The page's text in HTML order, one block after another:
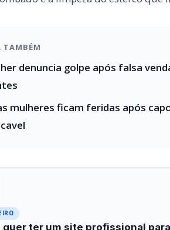
quer ter um site profissional
DIFERENCIAIS
para portal de notícias